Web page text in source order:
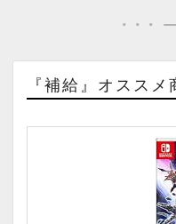
『補給』オススメ